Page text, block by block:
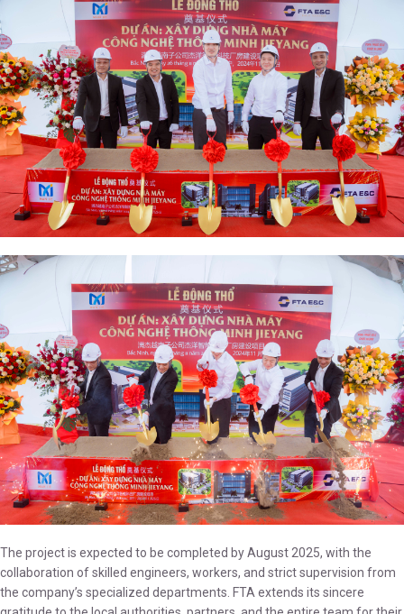
The project is expected to be completed by August 2025, with the
collaboration of skilled engineers, workers, and strict supervision from
the company’s specialized departments. FTA extends its sincere